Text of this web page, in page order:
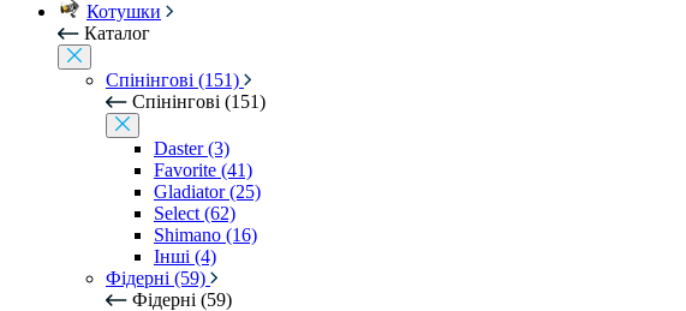
Котушки
Каталог
Спінінгові (151)
Спінінгові (151)
Daster (3)
Favorite (41)
Gladiator (25)
Select (62)
Shimano (16)
Інші (4)
Фідерні (59)
Фідерні (59)